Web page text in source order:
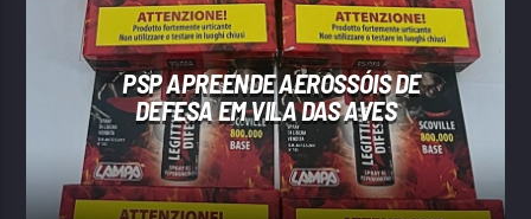
PSP APREENDE AEROSSÓIS DE
DEFESA EM VILA DAS AVES